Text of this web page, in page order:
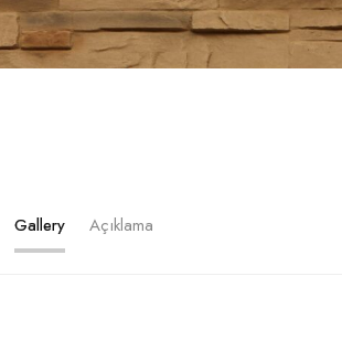
Gallery Açıklama